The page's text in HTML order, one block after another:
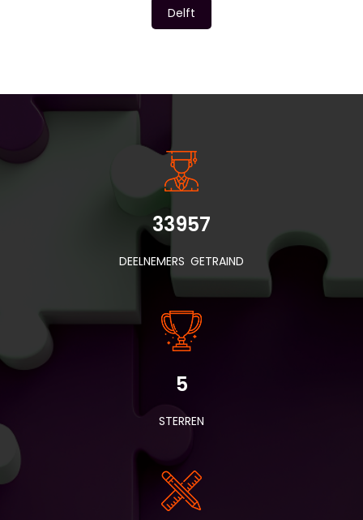
Delft
INSIDE INFORMATIE
33957
DEELNEMERS GETRAIND
5
STERREN